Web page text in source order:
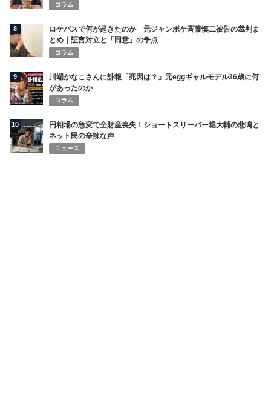
コラム
8
ロケバスで何が起きたのか 元ジャンポケ斉藤慎二被告の裁判ま
とめ｜証言対立と「同意」の争点
コラム
9
川端かなこさんに訃報「死因は？」元eggギャルモデル36歳に何
があったのか
コラム
10
円相場の急変で全財産喪失！ショートスリーパー堀大輔の悲鳴と
ネット民の辛辣な声
ニュース